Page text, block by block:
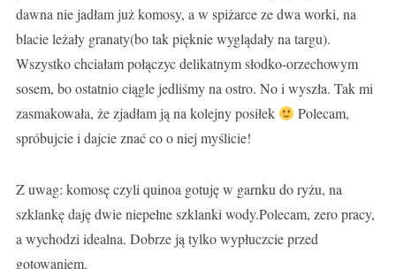
dawna nie jadłam już komosy, a w spiżarce ze dwa worki, na
blacie leżały granaty(bo tak pięknie wyglądały na targu).
Wszystko chciałam połączyc delikatnym słodko-orzechowym
sosem, bo ostatnio ciągle jedliśmy na ostro. No i wyszła. Tak mi
zasmakowała, że zjadłam ją na kolejny posiłek
Polecam,
spróbujcie i dajcie znać co o niej myślicie!
Z uwag: komosę czyli quinoa gotuję w garnku do ryżu, na
szklankę daję dwie niepełne szklanki wody.Polecam, zero pracy,
a wychodzi idealna. Dobrze ją tylko wypłuczcie przed
gotowaniem.